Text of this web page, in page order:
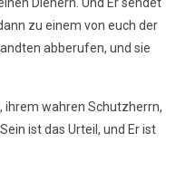
zu einem von euch der
abberufen, und sie
ihrem wahren Schutzherrn,
ist das Urteil, und Er ist